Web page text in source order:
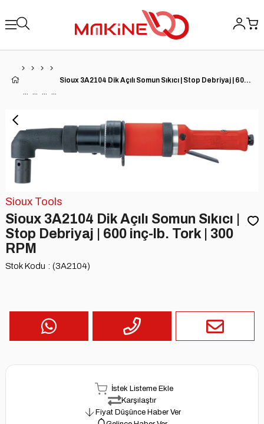
Sioux 3A2104 Dik Açılı Somun Sıkıcı | Stop Debriyaj | 600 inç-lb. Tork | 300 RPM
Sioux Tools
Sioux 3A2104 Dik Açılı Somun Sıkıcı |
Stop Debriyaj | 600 inç-lb. Tork | 300
RPM
Stok Kodu (3A2104)
İstek Listeme Ekle
Karşılaştır
Fiyat Düşünce Haber Ver